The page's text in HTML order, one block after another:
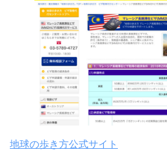
地球の歩き方公式サイト